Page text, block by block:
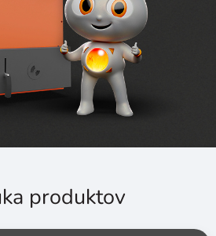
produktov